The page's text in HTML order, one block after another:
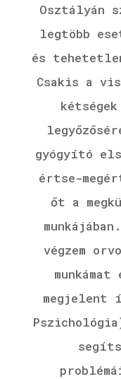
Osztályán
legtöbb
és
Csakis a
gyógyító
értse-
őt a
végzem
megjelent